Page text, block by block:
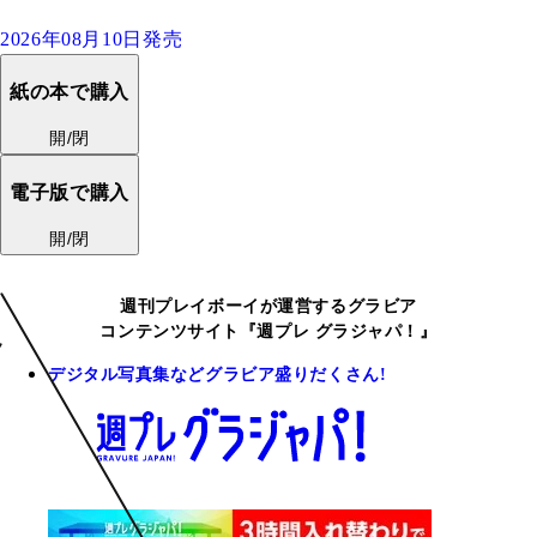
2026年08月10日発売
紙の本で購入
開/閉
電子版で購入
開/閉
週刊プレイボーイが運営するグラビア
コンテンツサイト『週プレ グラジャパ！』
デジタル写真集などグラビア盛りだくさん!